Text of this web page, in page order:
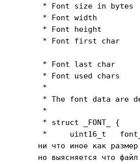
* Font size in bytes
* Font width          :
* Font height         :
* Font first char     :
* Font last char      :
* Font used chars     :
*
* The font data are
*
* struct _FONT_ {
*     uint16_t
ни что иное как
но выясняется что